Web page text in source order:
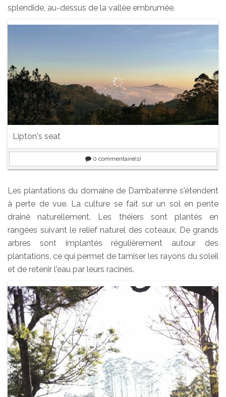
splendide, au-dessus de la vallée embrumée.
Lipton's seat
0 commentaire(s)
Les plantations du domaine de Dambatenne s'étendent
à perte de vue. La culture se fait sur un sol en pente
drainé naturellement. Les théiers sont plantés en
rangées suivant le relief naturel des coteaux. De grands
arbres sont implantés régulièrement autour des
plantations, ce qui permet de tamiser les rayons du soleil
et de retenir l'eau par leurs racines.